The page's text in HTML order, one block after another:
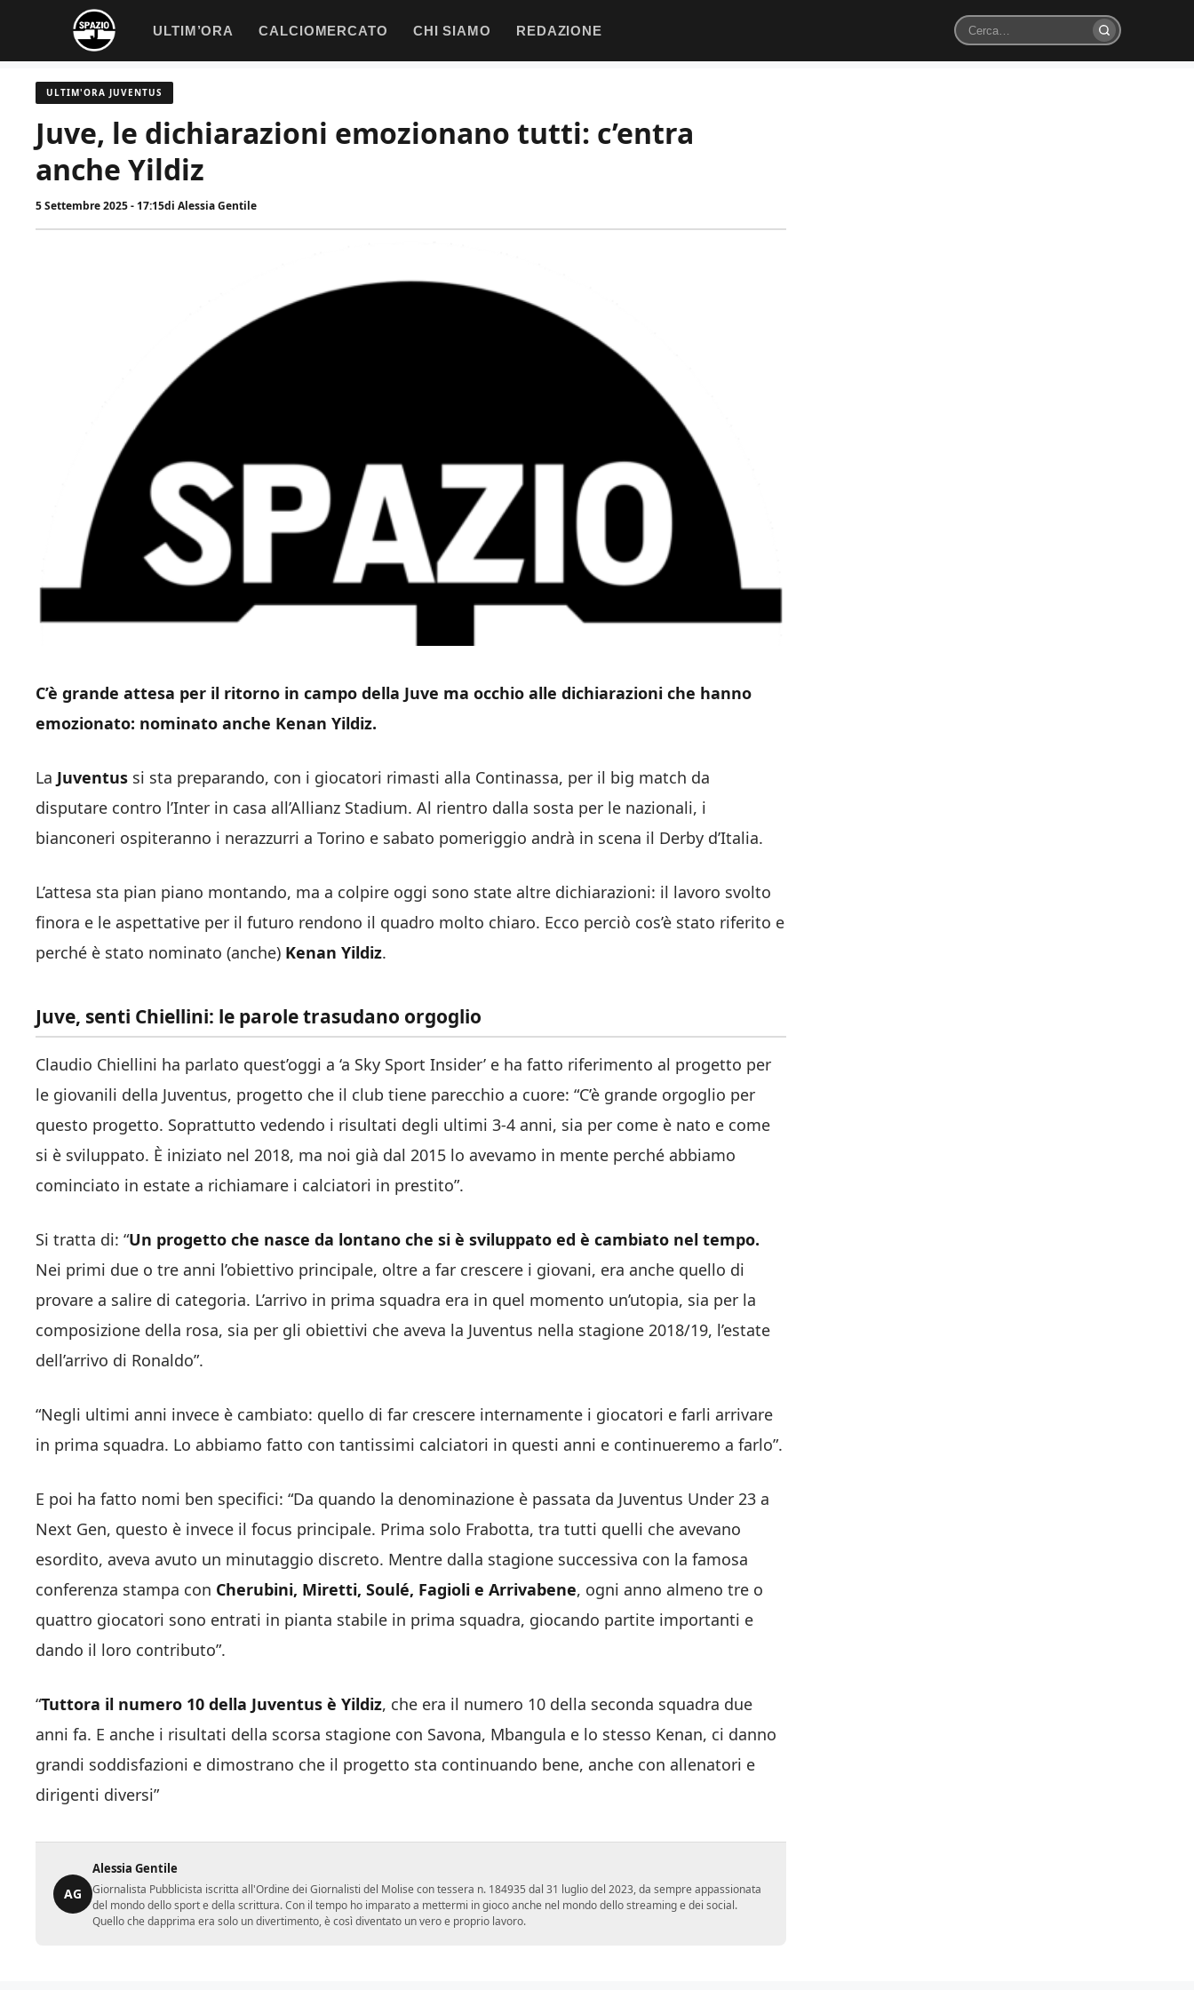
contenuto
ULTIM’ORA CALCIOMERCATO CHI SIAMO REDAZIONE
Cerca
ULTIM'ORA JUVENTUS
Juve, le dichiarazioni emozionano tutti: c’entra
anche Yildiz
5 Settembre 2025 - 17:15di Alessia Gentile
C’è grande attesa per il ritorno in campo della Juve ma occhio alle dichiarazioni che hanno
emozionato: nominato anche Kenan Yildiz.
La Juventus si sta preparando, con i giocatori rimasti alla Continassa, per il big match da
disputare contro l’Inter in casa all’Allianz Stadium. Al rientro dalla sosta per le nazionali, i
bianconeri ospiteranno i nerazzurri a Torino e sabato pomeriggio andrà in scena il Derby d’Italia.
L’attesa sta pian piano montando, ma a colpire oggi sono state altre dichiarazioni: il lavoro svolto
finora e le aspettative per il futuro rendono il quadro molto chiaro. Ecco perciò cos’è stato riferito e
perché è stato nominato (anche) Kenan Yildiz.
Juve, senti Chiellini: le parole trasudano orgoglio
Claudio Chiellini ha parlato quest’oggi a ‘a Sky Sport Insider’ e ha fatto riferimento al progetto per
le giovanili della Juventus, progetto che il club tiene parecchio a cuore: “C’è grande orgoglio per
questo progetto. Soprattutto vedendo i risultati degli ultimi 3-4 anni, sia per come è nato e come
si è sviluppato. È iniziato nel 2018, ma noi già dal 2015 lo avevamo in mente perché abbiamo
cominciato in estate a richiamare i calciatori in prestito”.
Si tratta di: “Un progetto che nasce da lontano che si è sviluppato ed è cambiato nel tempo.
Nei primi due o tre anni l’obiettivo principale, oltre a far crescere i giovani, era anche quello di
provare a salire di categoria. L’arrivo in prima squadra era in quel momento un’utopia, sia per la
composizione della rosa, sia per gli obiettivi che aveva la Juventus nella stagione 2018/19, l’estate
dell’arrivo di Ronaldo”.
“Negli ultimi anni invece è cambiato: quello di far crescere internamente i giocatori e farli arrivare
in prima squadra. Lo abbiamo fatto con tantissimi calciatori in questi anni e continueremo a farlo”.
E poi ha fatto nomi ben specifici: “Da quando la denominazione è passata da Juventus Under 23 a
Next Gen, questo è invece il focus principale. Prima solo Frabotta, tra tutti quelli che avevano
esordito, aveva avuto un minutaggio discreto. Mentre dalla stagione successiva con la famosa
conferenza stampa con Cherubini, Miretti, Soulé, Fagioli e Arrivabene, ogni anno almeno tre o
quattro giocatori sono entrati in pianta stabile in prima squadra, giocando partite importanti e
dando il loro contributo”.
“Tuttora il numero 10 della Juventus è Yildiz, che era il numero 10 della seconda squadra due
anni fa. E anche i risultati della scorsa stagione con Savona, Mbangula e lo stesso Kenan, ci danno
grandi soddisfazioni e dimostrano che il progetto sta continuando bene, anche con allenatori e
dirigenti diversi”
AG
Alessia Gentile
Giornalista Pubblicista iscritta all'Ordine dei Giornalisti del Molise con tessera n. 184935 dal 31 luglio del 2023, da sempre appassionata
del mondo dello sport e della scrittura. Con il tempo ho imparato a mettermi in gioco anche nel mondo dello streaming e dei social.
Quello che dapprima era solo un divertimento, è così diventato un vero e proprio lavoro.